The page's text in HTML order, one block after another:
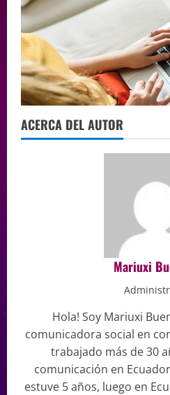
ACERCA DEL AUTOR
Mariuxi
Hola! Soy Mariuxi
comunicadora social en
trabajado más de 30
comunicación en
estuve 5 años, luego en